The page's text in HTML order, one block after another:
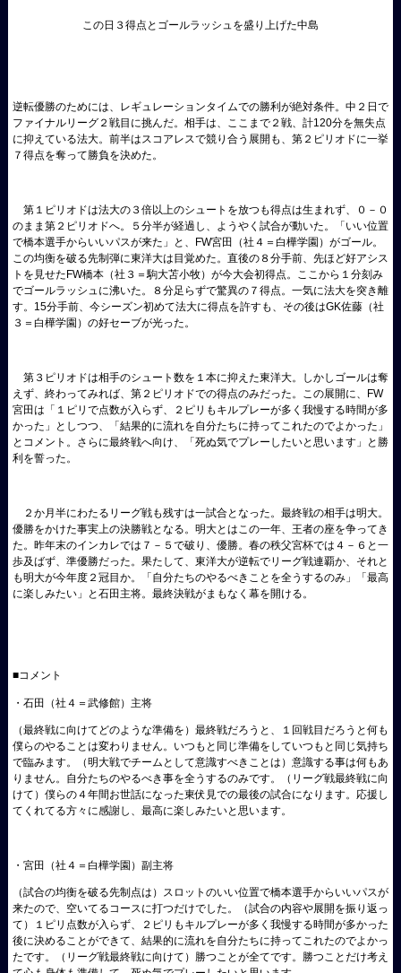
この日３得点とゴールラッシュを盛り上げた中島
逆転優勝のためには、レギュレーションタイムでの勝利が絶対条件。中２日で
ファイナルリーグ２戦目に挑んだ。相手は、ここまで２戦、計120分を無失点
に抑えている法大。前半はスコアレスで競り合う展開も、第２ピリオドに一挙
７得点を奪って勝負を決めた。
第１ピリオドは法大の３倍以上のシュートを放つも得点は生まれず、０－０
のまま第２ピリオドへ。５分半が経過し、ようやく試合が動いた。「いい位置
で橋本選手からいいパスが来た」と、FW宮田（社４＝白樺学園）がゴール。
この均衡を破る先制弾に東洋大は目覚めた。直後の８分手前、先ほど好アシス
トを見せたFW橋本（社３＝駒大苫小牧）が今大会初得点。ここから１分刻み
でゴールラッシュに沸いた。８分足らずで驚異の７得点。一気に法大を突き離
す。15分手前、今シーズン初めて法大に得点を許すも、その後はGK佐藤（社
３＝白樺学園）の好セーブが光った。
第３ピリオドは相手のシュート数を１本に抑えた東洋大。しかしゴールは奪
えず、終わってみれば、第２ピリオドでの得点のみだった。この展開に、FW
宮田は「１ピリで点数が入らず、２ピリもキルプレーが多く我慢する時間が多
かった」としつつ、「結果的に流れを自分たちに持ってこれたのでよかった」
とコメント。さらに最終戦へ向け、「死ぬ気でプレーしたいと思います」と勝
利を誓った。
２か月半にわたるリーグ戦も残すは一試合となった。最終戦の相手は明大。
優勝をかけた事実上の決勝戦となる。明大とはこの一年、王者の座を争ってき
た。昨年末のインカレでは７－５で破り、優勝。春の秩父宮杯では４－６と一
歩及ばず、準優勝だった。果たして、東洋大が逆転でリーグ戦連覇か、それと
も明大が今年度２冠目か。「自分たちのやるべきことを全うするのみ」「最高
に楽しみたい」と石田主将。最終決戦がまもなく幕を開ける。
■コメント
・石田（社４＝武修館）主将
（最終戦に向けてどのような準備を）最終戦だろうと、１回戦目だろうと何も
僕らのやることは変わりま せん。いつもと同じ準備をしていつもと同じ気持ち
で臨みます。（明大戦でチームとして意識すべきことは）意識する事は何もあ
りません。自分たちのやるべき事を全うするのみです。（リーグ戦最終戦に向
けて）僕らの４年間お世話になった東伏見での最後の試合になります。応援し
てくれてる方々に感謝し、最高に楽しみたいと思います。
・宮田（社４＝白樺学園）副主将
（試合の均衡を破る先制点は）スロットのいい位置で橋本選手からいいパスが
来たので、空いてるコースに打つだけでした。（試合の内容や展開を振り返っ
て）１ピリ点数が入らず、２ピリもキルプレーが多く我慢する時間が多かった
後に決めることができて、 結果的に流れを自分たちに持ってこれたのでよかっ
たです。（リーグ戦最終戦に向けて）勝つことが全てです。勝つことだけ考え